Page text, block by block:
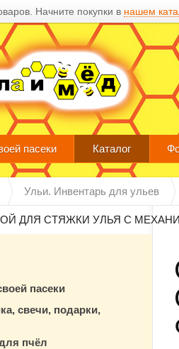
Начните покупки в нашем
пасеки Каталог
Ульи. Инвентарь для ульев
ДЛЯ СТЯЖКИ УЛЬЯ С
пасеки
свечи, подарки,
пчёл